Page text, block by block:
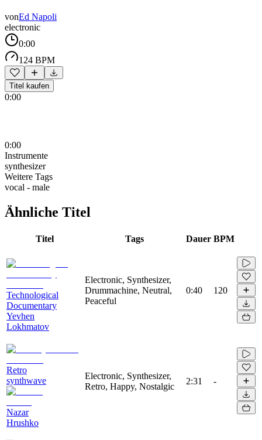
vonEd Napoli
electronic
0:00
124 BPM
Titel kaufen
0:00
0:00
Instrumente
synthesizer
Weitere Tags
vocal - male
Ähnliche Titel
Titel Tags Dauer BPM
Technological
Documentary
Yevhen
Lokhmatov
Electronic, Synthesizer,
Drummachine, Neutral,
Peaceful
0:40 120
Retro
synthwave
Nazar
Hrushko
Electronic, Synthesizer,
Retro, Happy, Nostalgic
2:31 -